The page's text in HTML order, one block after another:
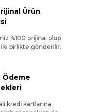
Ürün
%100 orijinal olup
ile birlikte gönderilir.
Ödeme
kredi kartlarına